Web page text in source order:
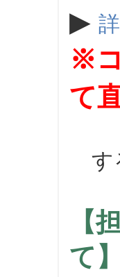
▶
※
て
（
す
【
て】